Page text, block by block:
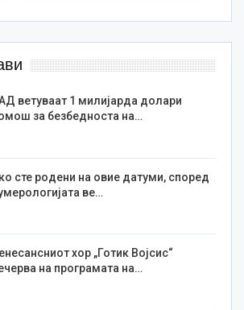
ветуваат 1 милијарда долари
за безбедноста на…
сте родени на овие датуми, според
ве…
хор „Готик Војсис“
на програмата на…